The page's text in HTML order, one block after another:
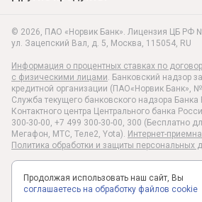
© 2026, ПАО «Норвик Банк». Лицензия ЦБ РФ
ул. Зацепский Вал, д. 5, Москва, 115054, RU
Информация о процентных ставках по
с физическими лицами. Банковский надзор
кредитной организации (ПАО«Норвик Банк»,
Служба текущего банковского надзора
Контактного центра Центрального банка
300-30-00, +7 499 300-30-00, 300 (Бесплатно
Мегафон, МТС, Теле2, Yota). Интернет-
Политика обработки и защиты персональных
Раскрытие информации в соответствии c
№6496-У
Продолжая использовать наш сайт, Вы
соглашаетесь на обработку файлов cookie